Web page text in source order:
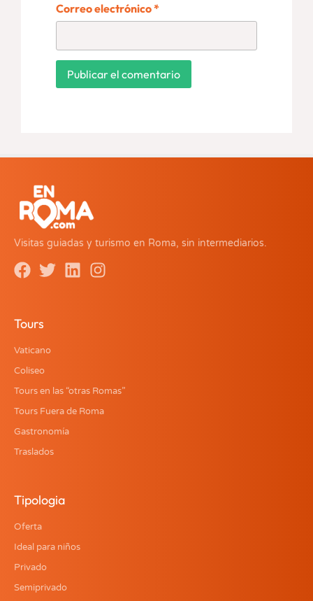
Correo electrónico*
Visitas guiadas y turismo en Roma, sin intermediarios.
Tours
Vaticano
Coliseo
Tours en las “otras Romas”
Tours Fuera de Roma
Gastronomía
Traslados
Tipologia
Oferta
Ideal para niños
Privado
Semiprivado